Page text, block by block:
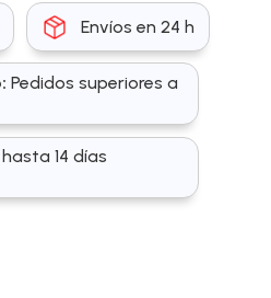
Envíos en 24 h
Pedidos superiores a
hasta 14 días